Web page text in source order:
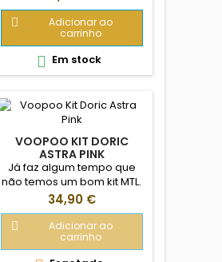

Adicionar ao
carrinho
 Em stock
VOOPOO KIT DORIC
ASTRA PINK
Já faz algum tempo que
não temos um bom kit MTL.
A Voopoo realizou o desejo
de muitos amantes de
vape com a criação do kit
Doric Astra. Este kit,
composto por uma bateria
Preço
34,90 €

Adicionar ao
carrinho